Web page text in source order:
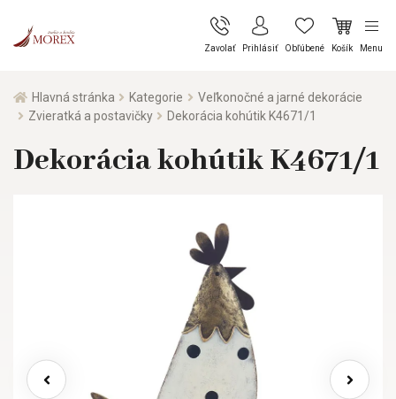
Zavolať Prihlásiť Obľúbené Košík Menu
Hlavná stránka Kategorie
Veľkonočné a jarné dekorácie
Zvieratká a postavičky
Dekorácia kohútik K4671/1
Dekorácia kohútik K4671/1